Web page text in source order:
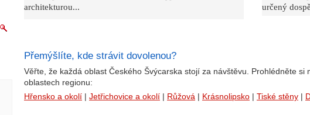
určený
architekturou...
Přemýšlíte, kde strávit dovolenou?
Věřte, že každá oblast Českého Švýcarska stojí za návštěvu. Prohlédněte
oblastech regionu:
Hřensko a okolí | Jetřichovice a okolí | Růžová | Krásnolipsko | Tiské stěny |